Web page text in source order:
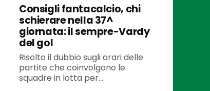
Consigli fantacalcio, chi
schierare nella 37^
giornata: il sempre-Vardy
del gol
Risolto il dubbio sugli orari delle
partite che coinvolgono le
squadre in lotta per...